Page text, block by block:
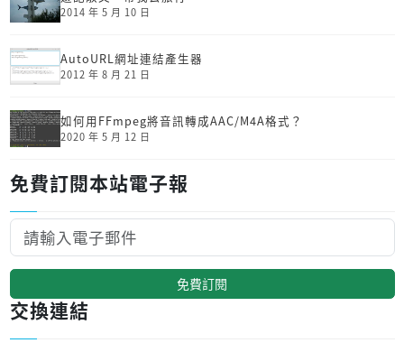
2014 年 5 月 10 日
AutoURL網址連結產生器
2012 年 8 月 21 日
如何用FFmpeg將音訊轉成AAC/M4A格式？
2020 年 5 月 12 日
免費訂閱本站電子報
免費訂閱
交換連結